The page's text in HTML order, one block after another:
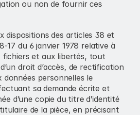
ou non de fournir ces
dispositions des articles 38 et
17 du 6 janvier 1978 relative à
fichiers et aux libertés, tout
droit d’accès, de rectification
données personnelles le
sa demande écrite et
d’une copie du titre d’identité
de la pièce, en précisant